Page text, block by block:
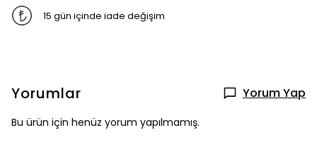
15 gün içinde iade değişim
Yorumlar Yorum Yap
Bu ürün için henüz yorum yapılmamış.